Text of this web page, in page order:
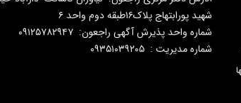
شهید پورابتهاج پلاک۱۶طبقه دوم واحد ۶
شماره واحد پذیرش آگهی راجعون: ۰۹۱۲۵۷۸۲۹۴۷
شماره مدیریت : ۰۹۳۵۱۰۳۹۲۰۵